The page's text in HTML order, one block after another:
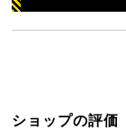
ショップの評価